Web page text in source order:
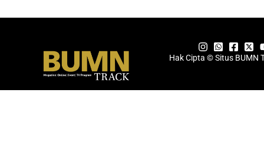
Hak Cipta © Situs BUMN